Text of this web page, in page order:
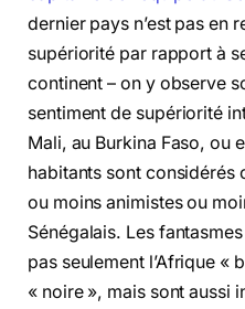
dernier pays n’est pas en
supériorité par rapport à
continent – on y observe
sentiment de supériorité
Mali, au Burkina Faso, ou
habitants sont considérés
ou moins animistes ou
Sénégalais. Les
pas seulement l’Afrique «
« noire », mais sont aussi